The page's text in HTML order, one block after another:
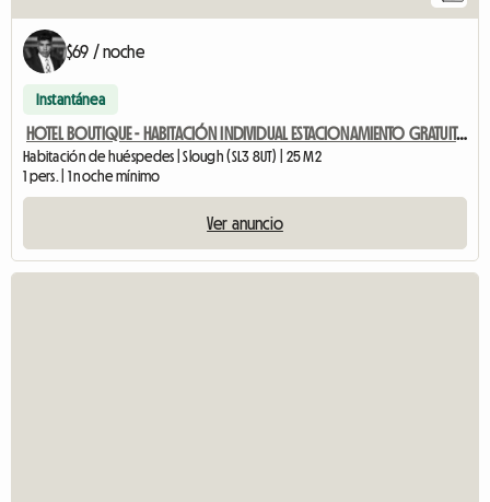
$69 / noche
Instantánea
HOTEL BOUTIQUE - HABITACIÓN INDIVIDUAL ESTACIONAMIENTO GRATUITO
Habitación de huéspedes | Slough (SL3 8UT) | 25 M2
1 pers. | 1 noche mínimo
Ver anuncio